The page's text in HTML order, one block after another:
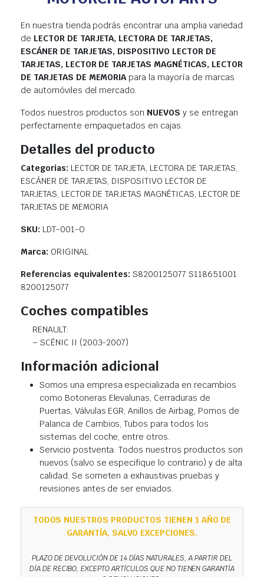
En nuestra tienda podrás encontrar una amplia variedad
de LECTOR DE TARJETA, LECTORA DE TARJETAS,
ESCÁNER DE TARJETAS, DISPOSITIVO LECTOR DE
TARJETAS, LECTOR DE TARJETAS MAGNÉTICAS, LECTOR
DE TARJETAS DE MEMORIA para la mayoría de marcas
de automóviles del mercado.
Todos nuestros productos son NUEVOS y se entregan
perfectamente empaquetados en cajas.
Detalles del producto
Categorias: LECTOR DE TARJETA, LECTORA DE TARJETAS,
ESCÁNER DE TARJETAS, DISPOSITIVO LECTOR DE
TARJETAS, LECTOR DE TARJETAS MAGNÉTICAS, LECTOR DE
TARJETAS DE MEMORIA
SKU: LDT-001-O
Marca: ORIGINAL
Referencias equivalentes:S8200125077 S118651001
8200125077
Coches compatibles
RENAULT:
– SCÉNIC II (2003-2007)
Información adicional
Somos una empresa especializada en recambios
como Botoneras Elevalunas, Cerraduras de
Puertas, Válvulas EGR, Anillos de Airbag, Pomos de
Palanca de Cambios, Tubos para todos los
sistemas del coche, entre otros.
Servicio postventa: Todos nuestros productos son
nuevos (salvo se especifique lo contrario) y de alta
calidad. Se someten a exhaustivas pruebas y
revisiones antes de ser enviados.
TODOS NUESTROS PRODUCTOS TIENEN 1 AÑO DE
GARANTÍA, SALVO EXCEPCIONES.
PLAZO DE DEVOLUCIÓN DE 14 DÍAS NATURALES, A PARTIR DEL
DÍA DE RECIBO, EXCEPTO ARTÍCULOS QUE NO TIENEN GARANTÍA